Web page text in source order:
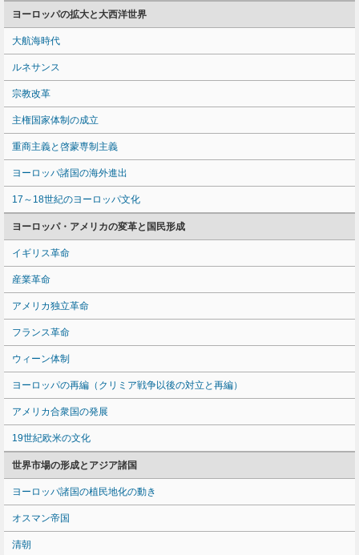
ヨーロッパの拡大と大西洋世界
大航海時代
ルネサンス
宗教改革
主権国家体制の成立
重商主義と啓蒙専制主義
ヨーロッパ諸国の海外進出
17～18世紀のヨーロッパ文化
ヨーロッパ・アメリカの変革と国民形成
イギリス革命
産業革命
アメリカ独立革命
フランス革命
ウィーン体制
ヨーロッパの再編（クリミア戦争以後の対立と再編）
アメリカ合衆国の発展
19世紀欧米の文化
世界市場の形成とアジア諸国
ヨーロッパ諸国の植民地化の動き
オスマン帝国
清朝